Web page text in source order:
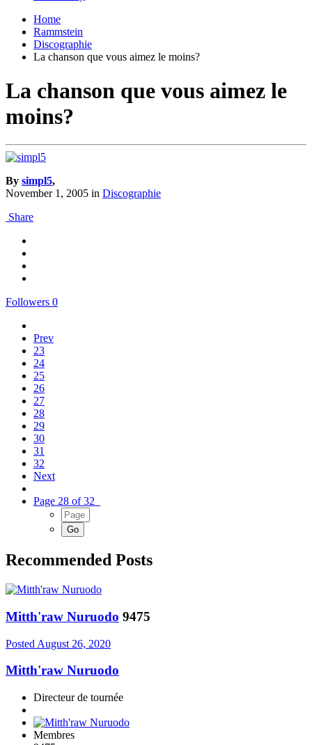
Home
Rammstein
Discographie
La chanson que vous aimez le moins?
La chanson que vous aimez le
moins?
By simpl5,
November 1, 2005 in Discographie
Share
Followers 0
Prev
23
24
25
26
27
28
29
30
31
32
Next
Page 28 of 32
Recommended Posts
Mitth'raw Nuruodo 9475
Posted August 26, 2020
Mitth'raw Nuruodo
Directeur de tournée
Membres